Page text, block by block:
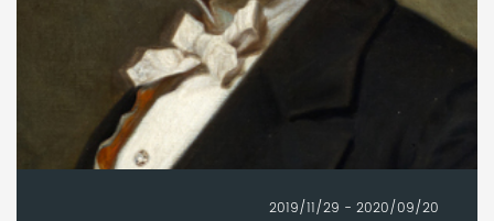
2019/11/29 - 2020/09/20